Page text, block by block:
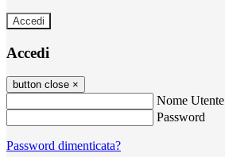
Accedi
Accedi
button close ×
Nome Utente
Password
Password dimenticata?